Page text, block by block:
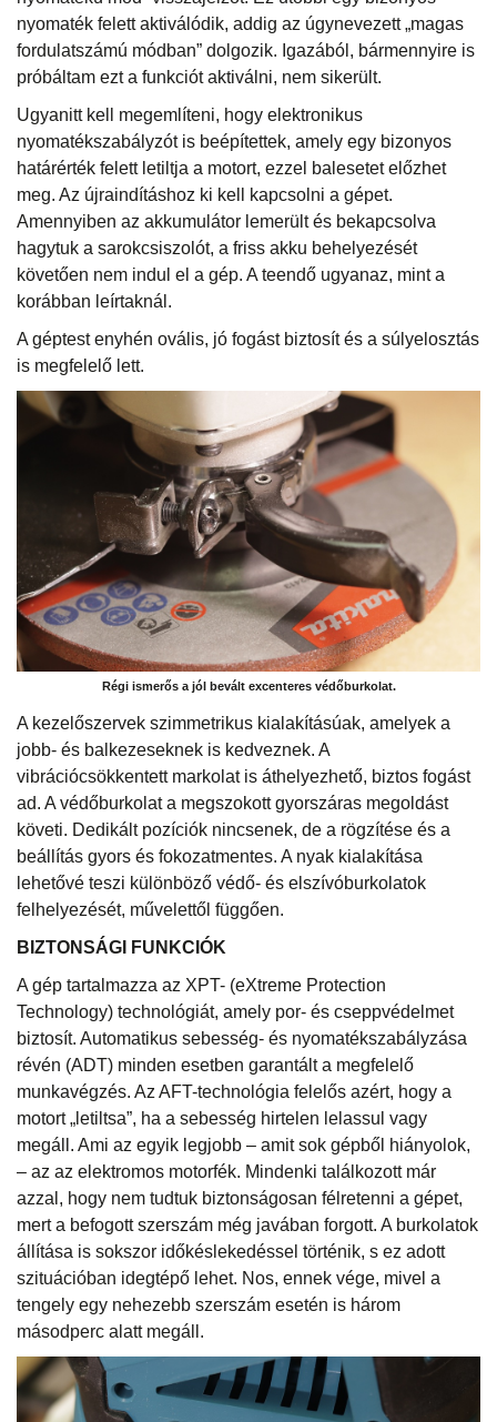
nyomaték felett aktiválódik, addig az úgynevezett „magas
fordulatszámú módban” dolgozik. Igazából, bármennyire is
próbáltam ezt a funkciót aktiválni, nem sikerült.
Ugyanitt kell megemlíteni, hogy elektronikus
nyomatékszabályzót is beépítettek, amely egy bizonyos
határérték felett letiltja a motort, ezzel balesetet előzhet
meg. Az újraindításhoz ki kell kapcsolni a gépet.
Amennyiben az akkumulátor lemerült és bekapcsolva
hagytuk a sarokcsiszolót, a friss akku behelyezését
követően nem indul el a gép. A teendő ugyanaz, mint a
korábban leírtaknál.
A géptest enyhén ovális, jó fogást biztosít és a súlyelosztás
is megfelelő lett.
Régi ismerős a jól bevált excenteres védőburkolat.
A kezelőszervek szimmetrikus kialakításúak, amelyek a
jobb- és balkezeseknek is kedveznek. A
vibrációcsökkentett markolat is áthelyezhető, biztos fogást
ad. A védőburkolat a megszokott gyorszáras megoldást
követi. Dedikált pozíciók nincsenek, de a rögzítése és a
beállítás gyors és fokozatmentes. A nyak kialakítása
lehetővé teszi különböző védő- és elszívóburkolatok
felhelyezését, művelettől függően.
BIZTONSÁGI FUNKCIÓK
A gép tartalmazza az XPT- (eXtreme Protection
Technology) technológiát, amely por- és cseppvédelmet
biztosít. Automatikus sebesség- és nyomatékszabályzása
révén (ADT) minden esetben garantált a megfelelő
munkavégzés. Az AFT-technológia felelős azért, hogy a
motort „letiltsa”, ha a sebesség hirtelen lelassul vagy
megáll. Ami az egyik legjobb – amit sok gépből hiányolok,
– az az elektromos motorfék. Mindenki találkozott már
azzal, hogy nem tudtuk biztonságosan félretenni a gépet,
mert a befogott szerszám még javában forgott. A burkolatok
állítása is sokszor időkéslekedéssel történik, s ez adott
szituációban idegtépő lehet. Nos, ennek vége, mivel a
tengely egy nehezebb szerszám esetén is három
másodperc alatt megáll.